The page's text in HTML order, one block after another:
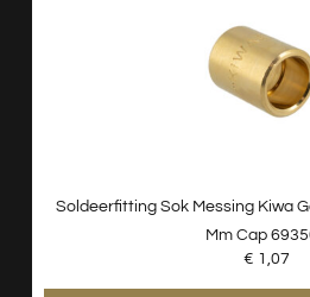
Soldeerfitting Sok Messing Kiwa
Mm Cap
€ 1,07